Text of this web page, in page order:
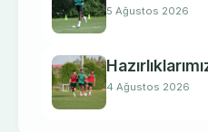
5 Ağustos 2026
4 Ağustos 2026